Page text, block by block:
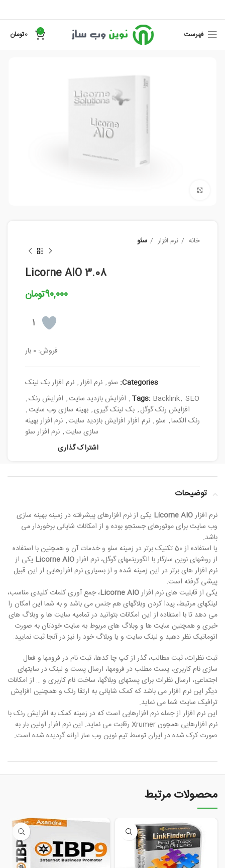
فهرست 0
0تومان
خانه نرم افزار سئو
Licorne AIO 3.08
90,000تومان
1
فروش: 0 بار
Categories: سئو, نرم افزار, نرم افزار بک لینک
Tags: Backlink, SEO
, افزایش بازدید سایت, افزایش رنک,
افزایش رنک گوگل, بک لینک گیری, بهینه سازی وب سایت,
رنک الکسا, سئو, نرم افزار افزایش بازدید سایت, نرم افزار بهینه
سازی سایت, نرم افزار سئو
اشتراک گذاری
توضیحات
نرم افزارLicorne AIO یکی از نرم افزارهای پیشرفته در زمینه بهینه سازی
وب سایت برای موتورهای جستجو بوده و از امکانات شایانی برخوردار می
باشد.
یا استفاده از 50 تکنیک برتر در زمینه سئو و خدمات آن و همچنین با استفاده
از روشهای نوین سازگار با الگوریتمهای گوگل، نرم افزارLicorne AIO یکی از
نرم افزار های برتر در این زمینه شده و از بسیاری نرم افزارهایی از این قبیل
پیشی گرفته است.
یکی از قابلیت های نرم افزارLicorne AIO، جمع آوری کلمات کلیدی مناسب،
لینکهای مرتبط، پیدا کردن وبلاگهای هم جنس می باشد و به شما این امکان را
می دهد تا با استفاده از این امکانات بتوانید در تمامیه سایت ها و وبلاگ های
خبری و همچنین سایت ها و وبلاگ های مربوط به سایت خودتان به صورت
اتوماتیک نظر دهید و لینک سایت و یا وبلاگ خود را نیز در آنجا ثبت نمایید.
ثبت نظرات، ثبت مطالب، گذر از کپ چا کدها، ثبت نام در فرومها و فعال
سازی نام کاربری، پست مطلب در فرومها، ارسال پست و لینک در سایتهای
اجتماعی، ارسال نظرات برای پستهای وبلاگها، ساخت نام کاربری و … از امکانات
دیگر این نرم افزار می باشد که کمک شایانی به ارتقا رنک و همچنین افزایش
ترافیک سایت شما می نماید.
این نرم افزار از جمله نرم افزارهایی است که در زمینه کمک به افزایش رنک با
نرم افزارهایی همچون Xrumer رقابت می نماید. این نرم افزار اولین بار به
صورت کرک شده در ایران توسط تیم نوین وب ساز ارائه گردیده شده است.
محصولات مرتبط